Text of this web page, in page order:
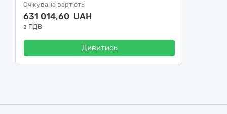
Очікувана вартість
631 014,60 UAH
з ПДВ
Дивитись